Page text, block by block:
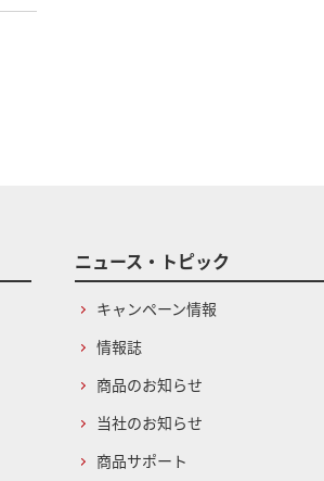
ニュース・トピック
キャンペーン情報
情報誌
商品のお知らせ
当社のお知らせ
商品サポート